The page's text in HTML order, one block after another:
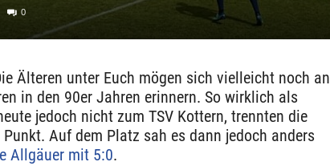
0
Älteren unter Euch mögen sich vielleicht noch an
in den 90er Jahren erinnern. So wirklich als
jedoch nicht zum TSV Kottern, trennten die
Auf dem Platz sah es dann jedoch anders
Allgäuer mit 5:0.